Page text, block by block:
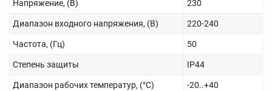
Напряжение, (В) 230
Диапазон входного напряжения, (В) 220-240
Частота, (Гц) 50
Степень защиты IP44
Диапазон рабочих температур, (°С) -20..+40